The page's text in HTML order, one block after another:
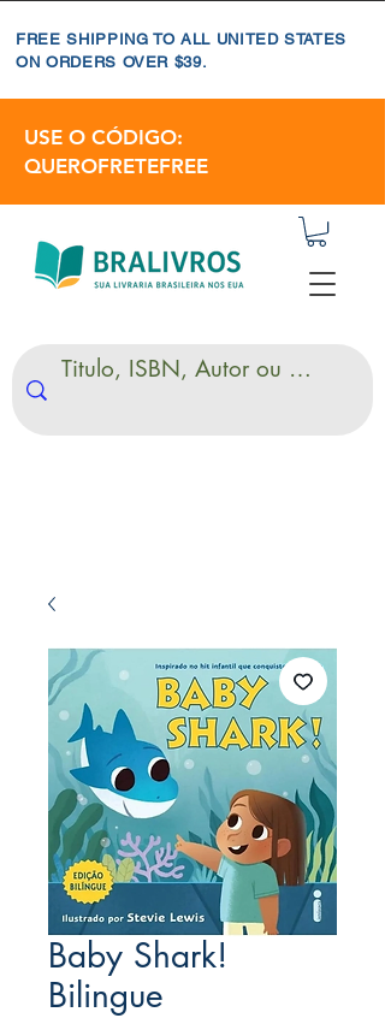
FREE SHIPPING TO ALL UNITED STATES
ON ORDERS OVER $39.
USE O CÓDIGO:
QUEROFRETEFREE
Baby Shark!
Bilingue